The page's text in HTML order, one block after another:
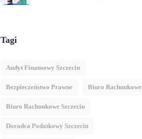
Tagi
Audyt Finansowy Szczecin
Bezpieczeństwo Prawne Biuro Rachunkowe
Biuro Rachunkowe Szczecin
Doradca Podatkowy Szczecin